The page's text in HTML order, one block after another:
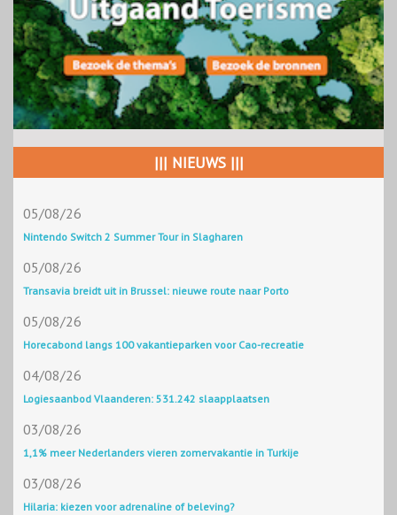
||| NIEUWS |||
05/08/26
Nintendo Switch 2 Summer Tour in Slagharen
05/08/26
Transavia breidt uit in Brussel: nieuwe route naar Porto
05/08/26
Horecabond langs 100 vakantieparken voor Cao-recreatie
04/08/26
Logiesaanbod Vlaanderen: 531.242 slaapplaatsen
03/08/26
1,1% meer Nederlanders vieren zomervakantie in Turkije
03/08/26
Hilaria: kiezen voor adrenaline of beleving?